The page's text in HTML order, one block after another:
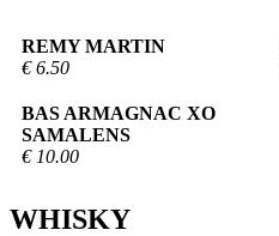
REMY MARTIN
€ 6.50
BAS ARMAGNAC XO
SAMALENS
€ 10.00
WHISKY